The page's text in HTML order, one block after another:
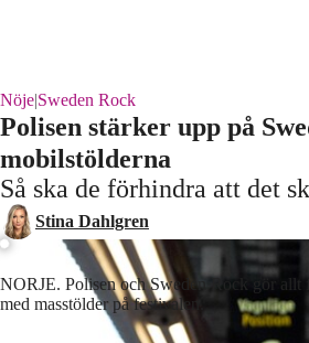
Nöje|Sweden Rock
Polisen stärker upp på
mobilstölderna
Så ska de förhindra att det
Stina Dahlgren
NORJE. Polisen och Sweden Rock gör allt
med masstölder på festivalen.